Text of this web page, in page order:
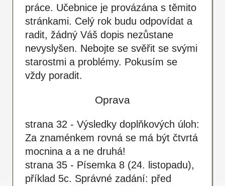
práce. Učebnice je provázána s těmito
stránkami. Celý rok budu odpovídat a
radit, žádný Váš dopis nezůstane
nevyslyšen. Nebojte se svěřit se svými
starostmi a problémy. Pokusím se
vždy poradit.
Oprava
strana 32 - Výsledky doplňkových úloh:
Za znaménkem rovná se má být čtvrtá
mocnina a a ne druhá!
strana 35 - Písemka 8 (24. listopadu),
příklad 5c. Správné zadání: před